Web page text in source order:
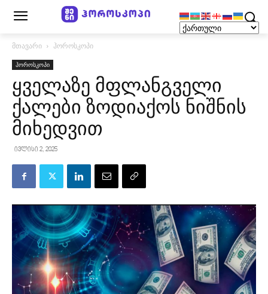
მთავარი ჰოროსკოპი
ჰოროსკოპი
ყველაზე მფლანგველი
ქალები ზოდიაქოს ნიშნის
მიხედვით
ივლისი 2, 2025